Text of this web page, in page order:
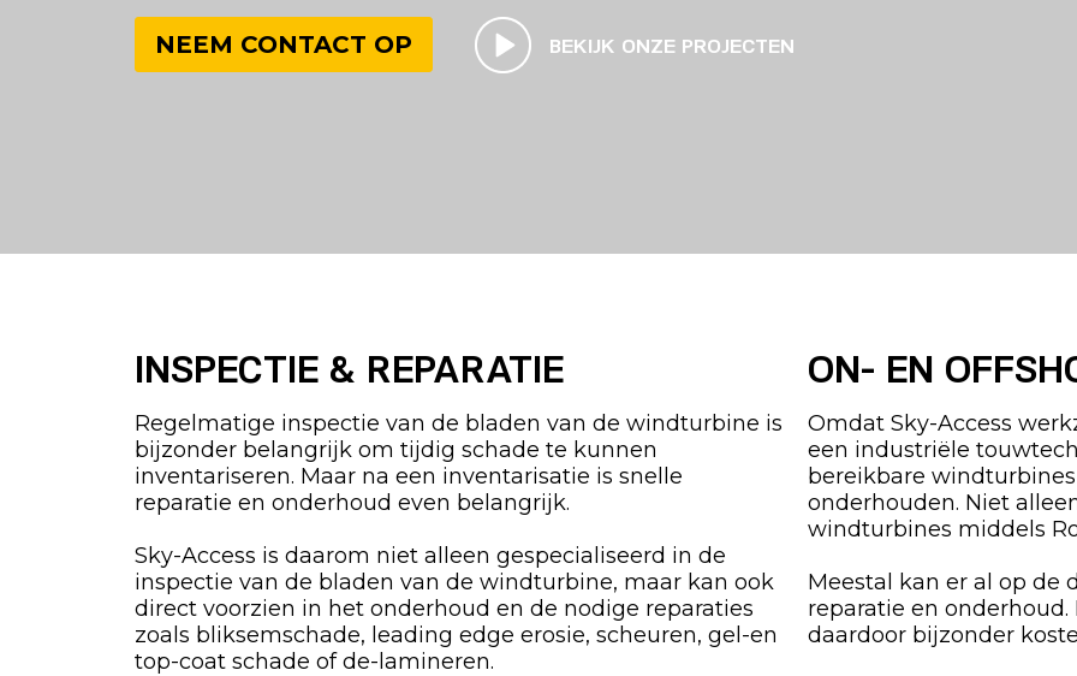
NEEM CONTACT OP BEKIJK ONZE PROJECTEN
INSPECTIE & REPARATIE
Regelmatige inspectie van de bladen van de windturbine is
bijzonder belangrijk om tijdig schade te kunnen
inventariseren. Maar na een inventarisatie is snelle
reparatie en onderhoud even belangrijk.
Sky-Access is daarom niet alleen gespecialiseerd in de
inspectie van de bladen van de windturbine, maar kan ook
direct voorzien in het onderhoud en de nodige reparaties
zoals bliksemschade, leading edge erosie, scheuren, gel-en
top-coat schade of de-lamineren.
ON- EN
Omdat Sky-Access
een industriële
bereikbare
onderhouden. Niet
windturbines middels
Meestal kan er al op de
reparatie en
daardoor bijzonder